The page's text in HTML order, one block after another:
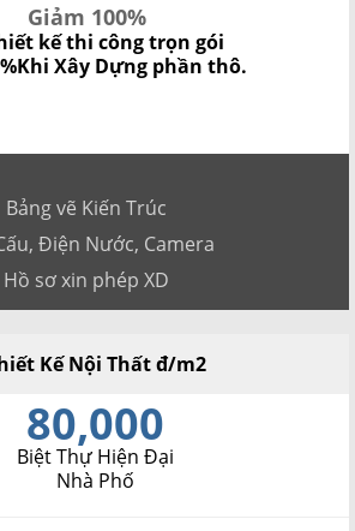
Giảm 100%
kế thi công trọn gói
Khi Xây Dựng phần thô.
Bảng vẽ Kiến Trúc
Điện Nước, Camera
Hồ sơ xin phép XD
Kế Nội Thất đ/m2
80,000
Biệt Thự Hiện Đại
Nhà Phố